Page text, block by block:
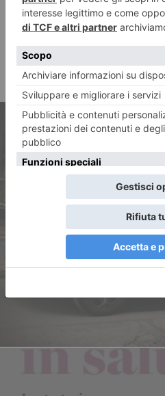
ARTICOLO
Latitante da
a Madonna